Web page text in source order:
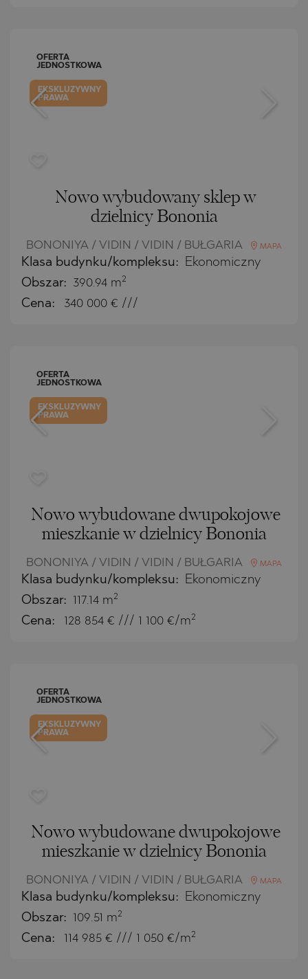
OFERTA
JEDNOSTKOWA
EKSKLUZYWNY
PRAWA
Nowo wybudowany sklep w
dzielnicy Bononia
BONONIYA / VIDIN / VIDIN / BUŁGARIA MAPA
Klasa budynku/kompleksu: Ekonomiczny
Obszar: 390.94 m2
Cena: 340 000 € ///
OFERTA
JEDNOSTKOWA
EKSKLUZYWNY
PRAWA
Nowo wybudowane dwupokojowe
mieszkanie w dzielnicy Bononia
BONONIYA / VIDIN / VIDIN / BUŁGARIA MAPA
Klasa budynku/kompleksu: Ekonomiczny
Obszar: 117.14 m2
Cena: 128 854 € /// 1 100 €/m2
OFERTA
JEDNOSTKOWA
EKSKLUZYWNY
PRAWA
Nowo wybudowane dwupokojowe
mieszkanie w dzielnicy Bononia
BONONIYA / VIDIN / VIDIN / BUŁGARIA MAPA
Klasa budynku/kompleksu: Ekonomiczny
Obszar: 109.51 m2
Cena: 114 985 € /// 1 050 €/m2